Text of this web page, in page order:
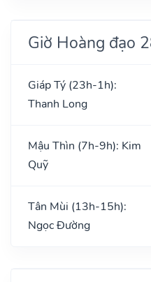
Giờ Hoàng đạo
Giáp Tý (23h-1h):
Thanh Long
Mậu Thìn (7h-9h): Kim
Quỹ
Tân Mùi (13h-15h):
Ngọc Đường